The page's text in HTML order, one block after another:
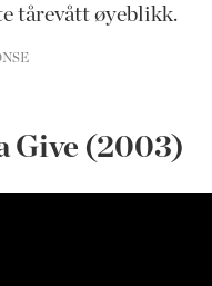
tårevått øyeblikk.
Give (2003)